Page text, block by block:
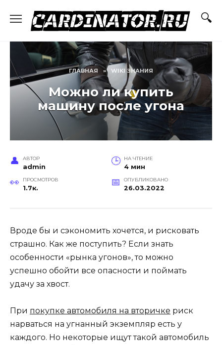
содержанию
ГЛАВНАЯ » WIKI ЗНАНИЯ
Можно ли купить
машину после угона
АВТОР
admin
НА ЧТЕНИЕ
4 мин
ПРОСМОТРОВ
1.7к.
ОПУБЛИКОВАНО
26.03.2022
Вроде бы и сэкономить хочется, и рисковать
страшно. Как же поступить? Если знать
особенности «рынка угонов», то можно
успешно обойти все опасности и поймать
удачу за хвост.
При покупке автомобиля на вторичке риск
нарваться на угнанный экземпляр есть у
каждого. Но некоторые ищут такой автомобиль